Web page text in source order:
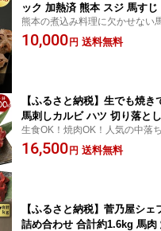
ック 加熱済 熊本 スジ 馬すじ
肉 お肉 調理 冷凍 真空パック
料無料
熊本の煮込み料理に欠かせない
でんやカレー、煮込み料理でお
さい。調理しやすいようボイル
10,000円 送料無料
【ふるさと納税】生でも焼き
馬刺しカルビ ハツ 切り落と
馬刺しカルビ 400g 馬心臓(ハ
鮮馬刺し 馬刺し 馬刺 熊本 馬
生食OK！焼肉OK！人気の中落
ハツ(心臓)をスライスしました。
バラ骨の間にある旨味のあるお
16,500円 送料無料
【ふるさと納税】菅乃屋シェ
詰め合わせ 合計約1.6kg 馬肉